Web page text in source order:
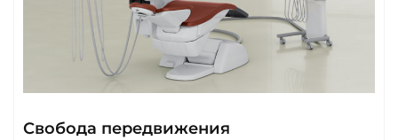
Свобода передвижения